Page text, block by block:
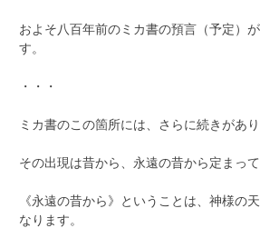
およそ八百年前のミカ書の預言（予定）
す。
・・・
ミカ書のこの箇所には、さらに続きがあり
その出現は昔から、永遠の昔から定まっ
《永遠の昔から》ということは、神様の
なります。